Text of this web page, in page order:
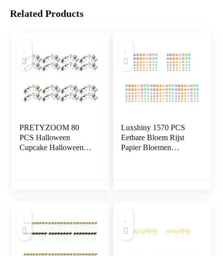
Related Products
PRETYZOOM 80
PCS Halloween
Cupcake Halloween
Luxshiny 1570 PCS
Eetbare Bloem Rijst
Papier Bloemen